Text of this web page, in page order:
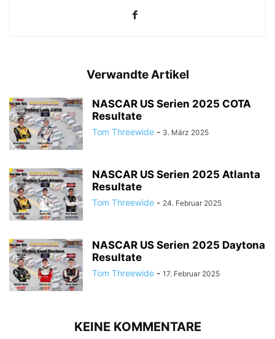
Verwandte Artikel
NASCAR US Serien 2025 COTA
Resultate
Tom Threewide - 3. März 2025
NASCAR US Serien 2025 Atlanta
Resultate
Tom Threewide - 24. Februar 2025
NASCAR US Serien 2025 Daytona
Resultate
Tom Threewide - 17. Februar 2025
KEINE KOMMENTARE